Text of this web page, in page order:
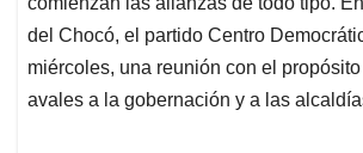
A
p
p
o
o
k
d
I
n
d
s
del Chocó, el partido Centro
miércoles, una reunión con el
avales a la gobernación y a las